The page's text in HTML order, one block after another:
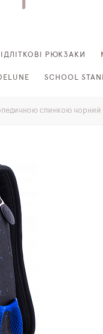
РЮКЗАКИ
SCHOOL
спинкою чорний